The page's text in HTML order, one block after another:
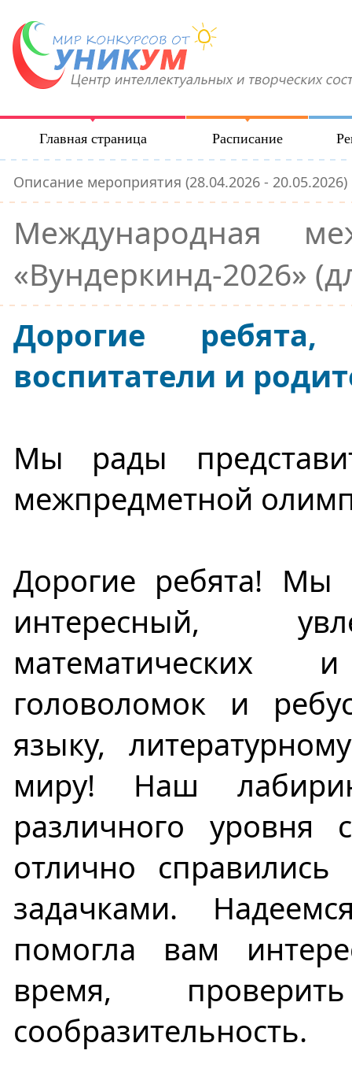
Главная страница Расписание
Описание мероприятия (28.04.2026 - 20.05.2026)
Международная
«Вундеркинд-2026»
Дорогие ребята,
воспитатели и
Мы рады
межпредметной
Дорогие ребята! Мы
интересный,
математических
головоломок и
языку,
миру! Наш
различного уровня
отлично
задачками.
помогла вам
время,
сообразительность.